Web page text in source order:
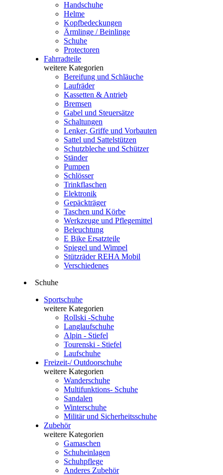
Handschuhe
Helme
Kopfbedeckungen
Ärmlinge / Beinlinge
Schuhe
Protectoren
Fahrradteile
weitere Kategorien
Bereifung und Schläuche
Laufräder
Kassetten & Antrieb
Bremsen
Gabel und Steuersätze
Schaltungen
Lenker, Griffe und Vorbauten
Sattel und Sattelstützen
Schutzbleche und Schützer
Ständer
Pumpen
Schlösser
Trinkflaschen
Elektronik
Gepäckträger
Taschen und Körbe
Werkzeuge und Pflegemittel
Beleuchtung
E Bike Ersatzteile
Spiegel und Wimpel
Stützräder REHA Mobil
Verschiedenes
Schuhe
Sportschuhe
weitere Kategorien
Rollski -Schuhe
Langlaufschuhe
Alpin - Stiefel
Tourenski - Stiefel
Laufschuhe
Freizeit-/ Outdoorschuhe
weitere Kategorien
Wanderschuhe
Multifunktions- Schuhe
Sandalen
Winterschuhe
Militär und Sicherheitsschuhe
Zubehör
weitere Kategorien
Gamaschen
Schuheinlagen
Schuhpflege
Anderes Zubehör